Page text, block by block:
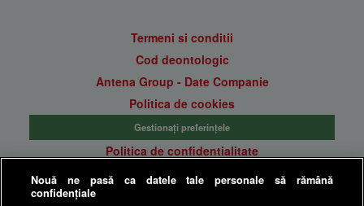
Termeni si conditii
Cod deontologic
Antena Group - Date Companie
Politica de cookies
Gestionați preferințele
Politica de confidentialitate
Anunturi gratuite pe Lajumate.ro
Nouă ne pasă ca datele tale personale să rămână
confidențiale